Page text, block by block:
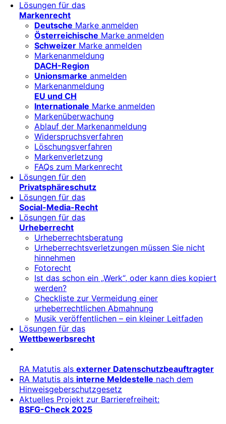
Lösungen für das
Markenrecht
Deutsche Marke anmelden
Österreichische Marke anmelden
Schweizer Marke anmelden
Markenanmeldung
DACH-Region
Unionsmarke anmelden
Markenanmeldung
EU und CH
Internationale Marke anmelden
Markenüberwachung
Ablauf der Markenanmeldung
Widerspruchsverfahren
Löschungsverfahren
Markenverletzung
FAQs zum Markenrecht
Lösungen für den
Privatsphäreschutz
Lösungen für das
Social-Media-Recht
Lösungen für das
Urheberrecht
Urheberrechtsberatung
Urheberrechtsverletzungen müssen Sie nicht
hinnehmen
Fotorecht
Ist das schon ein „Werk“, oder kann dies kopiert
werden?
Checkliste zur Vermeidung einer
urheberrechtlichen Abmahnung
Musik veröffentlichen – ein kleiner Leitfaden
Lösungen für das
Wettbewerbsrecht
RA Matutis als externer Datenschutzbeauftragter
RA Matutis als interne Meldestelle nach dem
Hinweisgeberschutzgesetz
Aktuelles Projekt zur Barrierefreiheit:
BSFG-Check 2025